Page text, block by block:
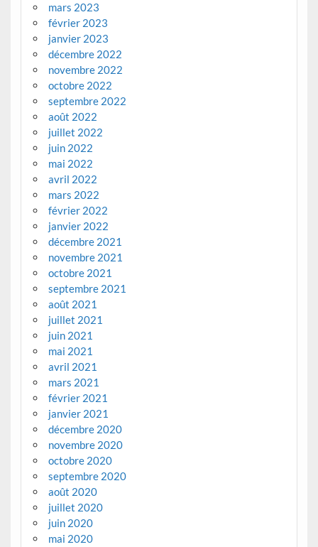
mars 2023
février 2023
janvier 2023
décembre 2022
novembre 2022
octobre 2022
septembre 2022
août 2022
juillet 2022
juin 2022
mai 2022
avril 2022
mars 2022
février 2022
janvier 2022
décembre 2021
novembre 2021
octobre 2021
septembre 2021
août 2021
juillet 2021
juin 2021
mai 2021
avril 2021
mars 2021
février 2021
janvier 2021
décembre 2020
novembre 2020
octobre 2020
septembre 2020
août 2020
juillet 2020
juin 2020
mai 2020